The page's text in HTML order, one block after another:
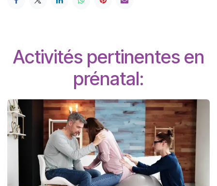
Activités pertinentes en
prénatal: